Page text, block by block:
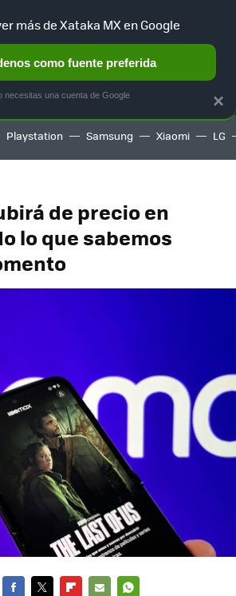
HOME AUTO TERRITORIO
Playstation Samsung Xiaomi LG
de precio en
lo que sabemos
×
más de Xataka MX en Google
como fuente preferida
necesitas una cuenta de Google